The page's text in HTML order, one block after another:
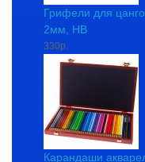
Грифели для
2мм, HB
330р.
Карандаши